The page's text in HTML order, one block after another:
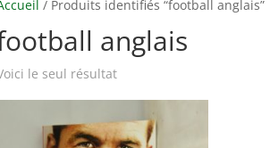
/ Produits identifiés “football anglais”
anglais
le seul résultat